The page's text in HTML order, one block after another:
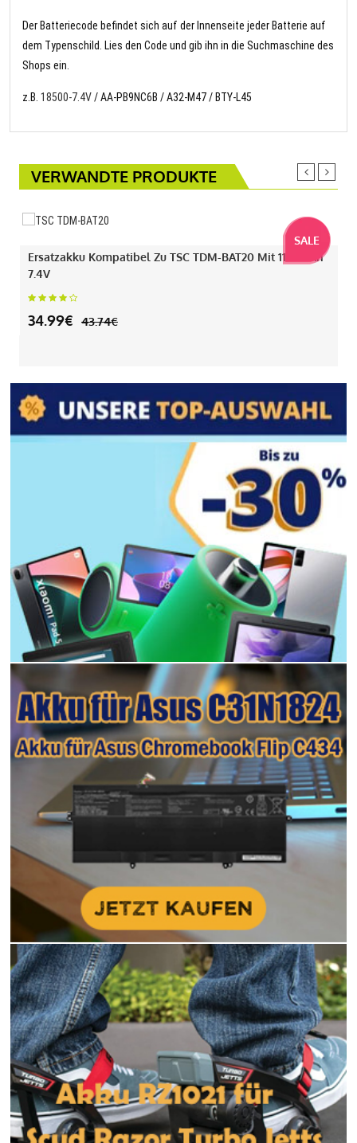
Der Batteriecode befindet sich auf der Innenseite jeder Batterie auf
dem Typenschild. Lies den Code und gib ihn in die Suchmaschine des
Shops ein.
z.B. 18500-7.4V/ AA-PB9NC6B / A32-M47 / BTY-L45
VERWANDTE PRODUKTE
SALE
Ersatzakku Kompatibel Zu TSC TDM-BAT20 Mit 1130mAh
7.4V
34.99€ 43.74€